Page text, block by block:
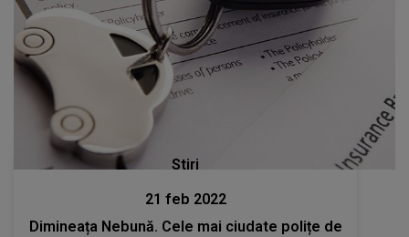
Stiri
21 feb 2022
Dimineața Nebună. Cele mai ciudate polițe de